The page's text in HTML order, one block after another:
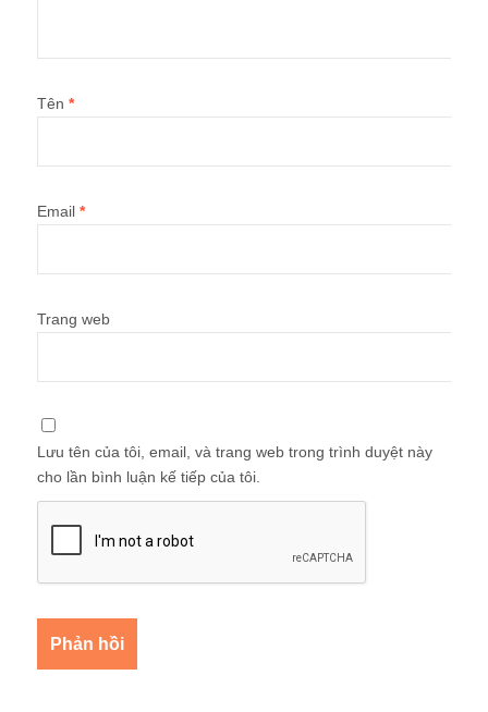
Tên *
Email *
Trang web
Lưu tên của tôi, email, và trang web trong trình duyệt này
cho lần bình luận kế tiếp của tôi.